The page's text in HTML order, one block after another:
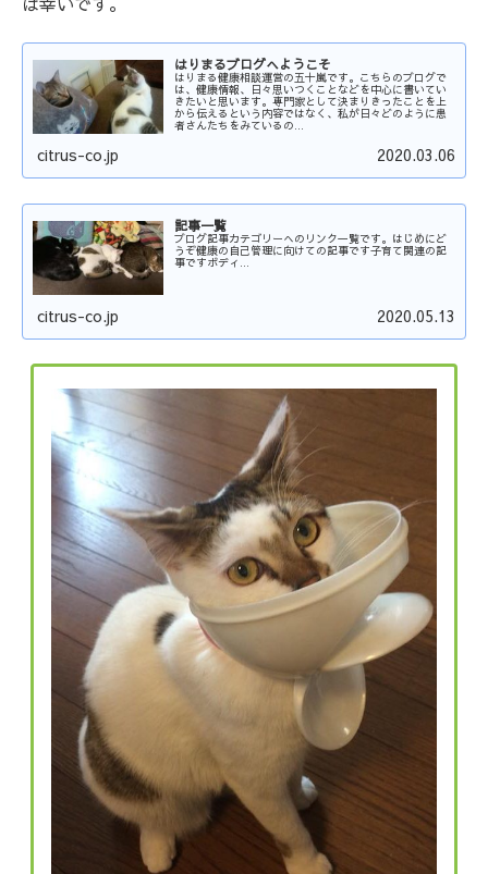
はりまるブログへようこそ
はりまる健康相談運営の五十嵐です。こちらのブログで
は、健康情報、日々思いつくことなどを中心に書いてい
きたいと思います。専門家として決まりきったことを上
から伝えるという内容ではなく、私が日々どのように患
者さんたちをみているの...
citrus-co.jp 2020.03.06
記事一覧
ブログ記事カテゴリーへのリンク一覧です。はじめにど
うぞ健康の自己管理に向けての記事です子育て関連の記
事ですボディ...
citrus-co.jp 2020.05.13